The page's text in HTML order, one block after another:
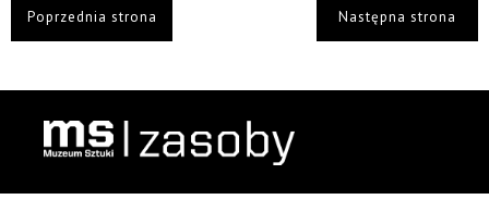
Poprzednia strona Następna strona